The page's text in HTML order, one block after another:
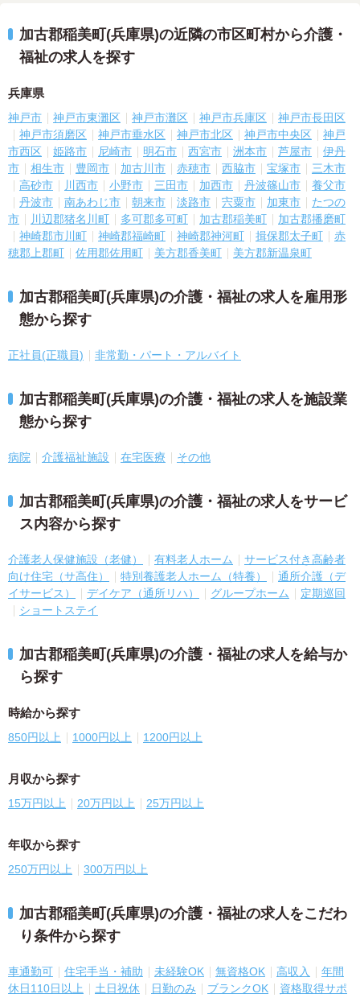
加古郡稲美町(兵庫県)の近隣の市区町村から介護・
福祉の求人を探す
兵庫県
神戸市 神戸市東灘区 神戸市灘区 神戸市兵庫区
神戸市長田区
神戸市須磨区
神戸市垂水区 神戸市北区 神戸市中央区
神戸
市西区
姫路市 尼崎市 明石市 西宮市 洲本市 芦屋市
伊丹
市
相生市 豊岡市 加古川市 赤穂市 西脇市 宝塚市
三木市
高砂市
川西市 小野市 三田市 加西市 丹波篠山市
養父市
丹波市
南あわじ市 朝来市 淡路市 宍粟市 加東市
たつの
市
川辺郡猪名川町 多可郡多可町 加古郡稲美町
加古郡播磨町
神崎郡市川町
神崎郡福崎町 神崎郡神河町 揖保郡太子町
赤
穂郡上郡町
佐用郡佐用町 美方郡香美町 美方郡新温泉町
加古郡稲美町(兵庫県)の介護・福祉の求人を雇用形
態から探す
正社員(正職員) 非常勤・パート・アルバイト
加古郡稲美町(兵庫県)の介護・福祉の求人を施設業
態から探す
病院 介護福祉施設 在宅医療 その他
加古郡稲美町(兵庫県)の介護・福祉の求人をサービ
ス内容から探す
介護老人保健施設（老健） 有料老人ホーム
サービス付き高齢者
向け住宅（サ高住）
特別養護老人ホーム（特養）
通所介護（デ
イサービス）
デイケア（通所リハ） グループホーム
定期巡回
ショートステイ
加古郡稲美町(兵庫県)の介護・福祉の求人を給与か
ら探す
時給から探す
850円以上 1000円以上 1200円以上
月収から探す
15万円以上 20万円以上 25万円以上
年収から探す
250万円以上 300万円以上
加古郡稲美町(兵庫県)の介護・福祉の求人をこだわ
り条件から探す
車通勤可 住宅手当・補助 未経験OK 無資格OK 高収入
年間
休日110日以上
土日祝休 日勤のみ ブランクOK
資格取得サポ